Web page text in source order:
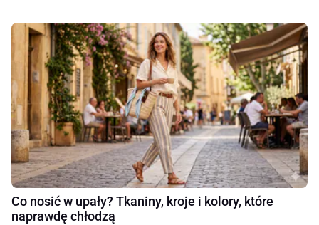
Co nosić w upały? Tkaniny, kroje i kolory, które
naprawdę chłodzą